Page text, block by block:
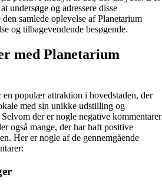
undersøge og adressere disse
samlede oplevelse af Planetarium
og tilbagevendende besøgende.
med Planetarium
en populær attraktion i hovedstaden, der
med sin unikke udstilling og
der er nogle negative kommentarer
også mange, der har haft positive
Her er nogle af de gennemgående